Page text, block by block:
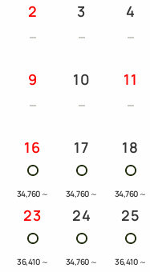
2 3 4
9 10 11
16
34,760 ～
17
34,760 ～
18
34,760 ～
23
36,410 ～
24
34,760 ～
25
36,410 ～